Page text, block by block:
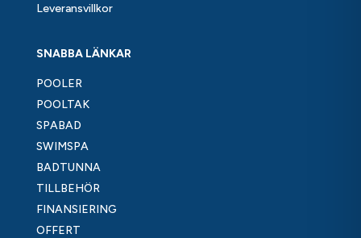
Leveransvillkor
SNABBA LÄNKAR
POOLER
POOLTAK
SPABAD
SWIMSPA
BADTUNNA
TILLBEHÖR
FINANSIERING
OFFERT